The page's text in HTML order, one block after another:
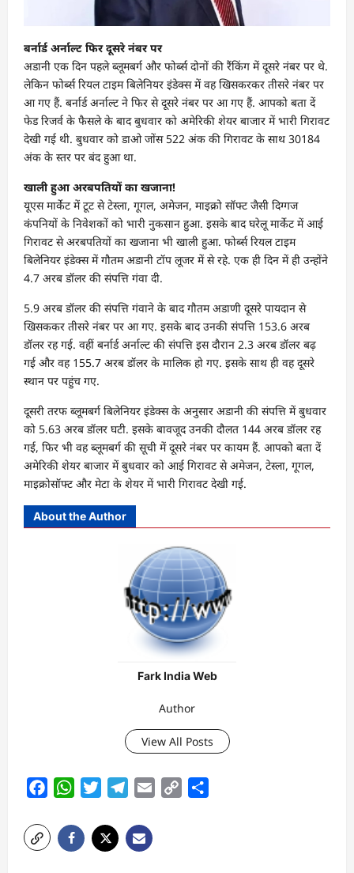
बर्नार्ड अर्नाल्ट फ‍िर दूसरे नंबर पर
अडानी एक द‍िन पहले ब्लूमबर्ग और फोर्ब्स दोनों की रैंकिंग में दूसरे नंबर पर थे.
लेकिन फोर्ब्स रियल टाइम ब‍िलेन‍ियर इंडेक्स में वह ख‍िसकरकर तीसरे नंबर पर
आ गए हैं. बर्नार्ड अर्नाल्ट ने फ‍िर से दूसरे नंबर पर आ गए हैं. आपको बता दें
फेड र‍िजर्व के फैसले के बाद बुधवार को अमेरिकी शेयर बाजार में भारी गिरावट
देखी गई थी. बुधवार को डाओ जोंस 522 अंक की ग‍िरावट के साथ 30184
अंक के स्तर पर बंद हुआ था.
खाली हुआ अरबपतियों का खजाना!
यूएस मार्केट में टूट से टेस्ला, गूगल, अमेजन, माइक्रो सॉफ्ट जैसी दिग्गज
कंपनियों के निवेशकों को भारी नुकसान हुआ. इसके बाद घरेलू मार्केट में आई
गिरावट से अरबपतियों का खजाना भी खाली हुआ. फोर्ब्स रियल टाइम
बिलेनियर इंडेक्स में गौतम अडानी टॉप लूजर में से रहे. एक ही दिन में ही उन्‍होंने
4.7 अरब डॉलर की संपत्ति गंवा दी.
5.9 अरब डॉलर की संपत्ति गंवाने के बाद गौतम अडाणी दूसरे पायदान से
ख‍िसककर तीसरे नंबर पर आ गए. इसके बाद उनकी संपत्ति 153.6 अरब
डॉलर रह गई. वहीं बर्नार्ड अर्नाल्ट की संपत्ति इस दौरान 2.3 अरब डॉलर बढ़
गई और वह 155.7 अरब डॉलर के माल‍िक हो गए. इसके साथ ही वह दूसरे
स्थान पर पहुंच गए.
दूसरी तरफ ब्लूमबर्ग बिलेनियर इंडेक्स के अनुसार अडानी की संपत्ति में बुधवार
को 5.63 अरब डॉलर घटी. इसके बावजूद उनकी दौलत 144 अरब डॉलर रह
गई, फ‍िर भी वह ब्लूमबर्ग की सूची में दूसरे नंबर पर कायम हैं. आपको बता दें
अमेरिकी शेयर बाजार में बुधवार को आई ग‍िरावट से अमेजन, टेस्ला, गूगल,
माइक्रोसॉफ्ट और मेटा के शेयर में भारी ग‍िरावट देखी गई.
About the Author
Fark India Web
Author
View All Posts
FacebookWhatsAppTwitterTelegram
Email
Copy